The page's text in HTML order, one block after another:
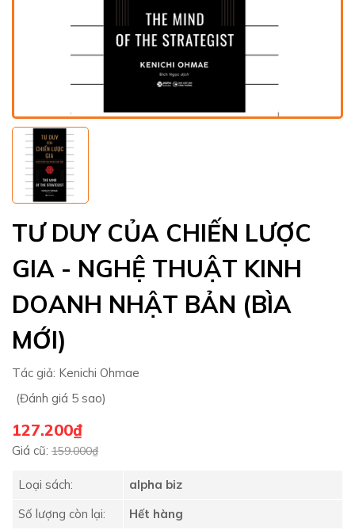
TƯ DUY CỦA CHIẾN LƯỢC
GIA - NGHỆ THUẬT KINH
DOANH NHẬT BẢN (BÌA
MỚI)
Tác giả: Kenichi Ohmae
(Đánh giá 5 sao)
127.200₫
Giá cũ: 159.000₫
Loại sách:
alpha biz
Số lượng còn lại:
Hết hàng